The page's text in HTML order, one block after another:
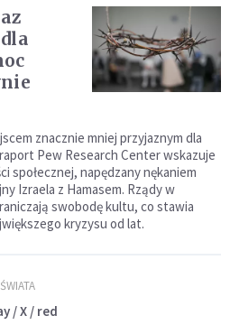
znacznie mniej przyjaznym dla
Pew Research Center wskazuje
społecznej, napędzany nękaniem
Izraela z Hamasem. Rządy w
swobodę kultu, co stawia
kryzysu od lat.
/ X / red